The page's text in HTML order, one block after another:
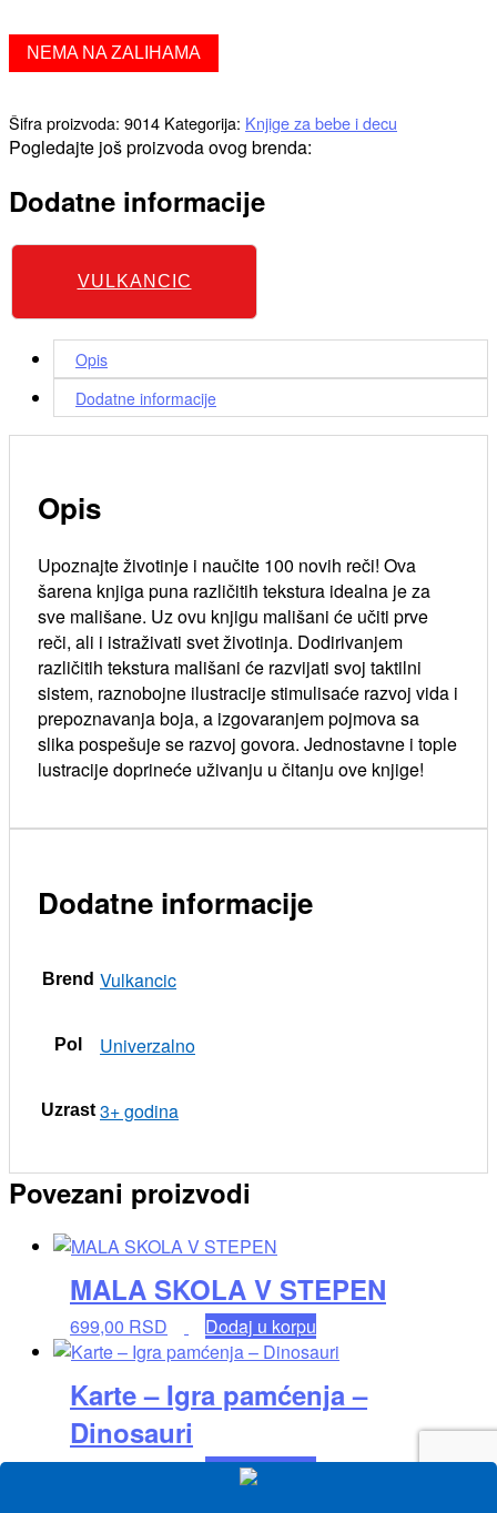
NEMA NA ZALIHAMA
Šifra proizvoda: 9014 Kategorija: Knjige za bebe i decu
Pogledajte još proizvoda ovog brenda:
Dodatne informacije
VULKANCIC
Opis
Dodatne informacije
Opis
Upoznajte životinje i naučite 100 novih reči! Ova
šarena knjiga puna različitih tekstura idealna je za
sve mališane. Uz ovu knjigu mališani će učiti prve
reči, ali i istraživati svet životinja. Dodirivanjem
različitih tekstura mališani će razvijati svoj taktilni
sistem, raznobojne ilustracije stimulisaće razvoj vida i
prepoznavanja boja, a izgovaranjem pojmova sa
slika pospešuje se razvoj govora. Jednostavne i tople
lustracije doprineće uživanju u čitanju ove knjige!
Dodatne informacije
Brend Vulkancic
Pol Univerzalno
Uzrast 3+ godina
Povezani proizvodi
MALA SKOLA V STEPEN
699,00 RSD Dodaj u korpu
Karte – Igra pamćenja –
Dinosauri
499,00RSD Dodaj u korpu